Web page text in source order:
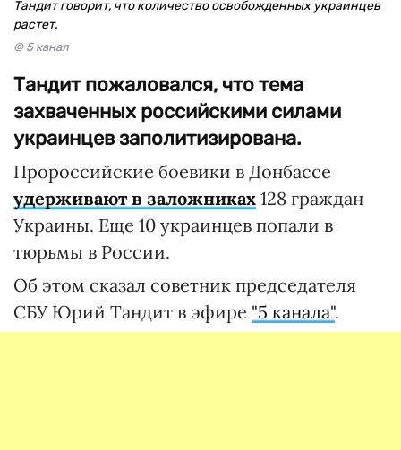
Тандит говорит, что количество освобожденных украинцев
растет.
© 5 канал
Тандит пожаловался, что тема
захваченных российскими силами
украинцев заполитизирована.
Пророссийские боевики в Донбассе
удерживают в заложниках 128 граждан
Украины. Еще 10 украинцев попали в
тюрьмы в России.
Об этом сказал советник председателя
СБУ Юрий Тандит в эфире "5 канала".